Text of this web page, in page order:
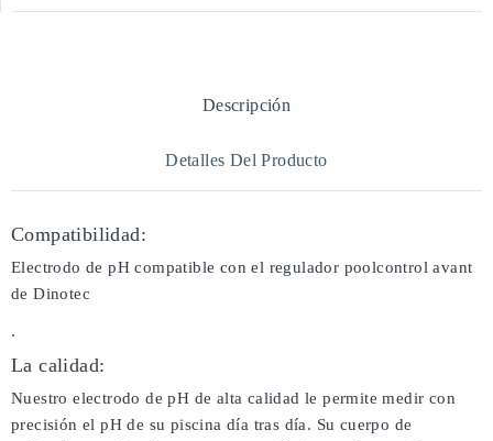
Descripción
Detalles Del Producto
Compatibilidad:
Electrodo de pH compatible con el regulador poolcontrol avant
de Dinotec
.
La calidad:
Nuestro electrodo de pH de alta calidad le permite medir con
precisión el pH de su piscina día tras día. Su cuerpo de